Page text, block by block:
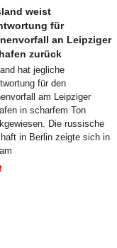
weist
für
an Leipziger
zurück
hat jegliche
für den
am Leipziger
in scharfem Ton
Die russische
in Berlin zeigte sich in